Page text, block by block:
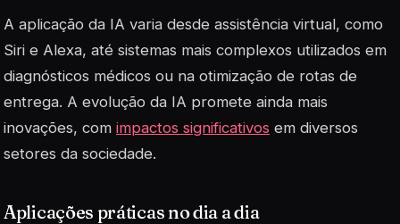
A aplicação da IA varia desde assistência virtual, como
Siri e Alexa, até sistemas mais complexos utilizados em
diagnósticos médicos ou na otimização de rotas de
entrega. A evolução da IA promete ainda mais
inovações, com impactos significativos em diversos
setores da sociedade.
Aplicações práticas no dia a dia